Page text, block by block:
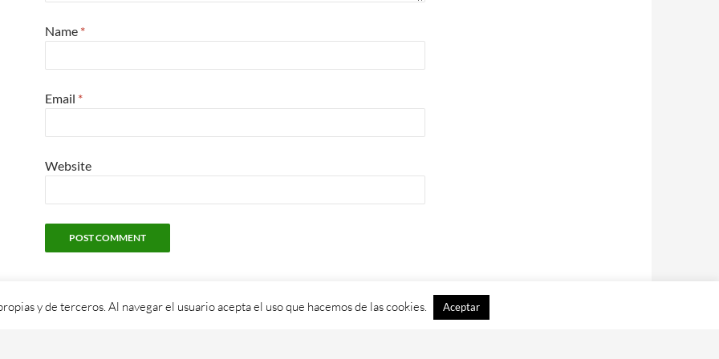
Name *
Email *
Website
y de terceros. Al navegar el usuario acepta el uso que hacemos de las cookies. Aceptar